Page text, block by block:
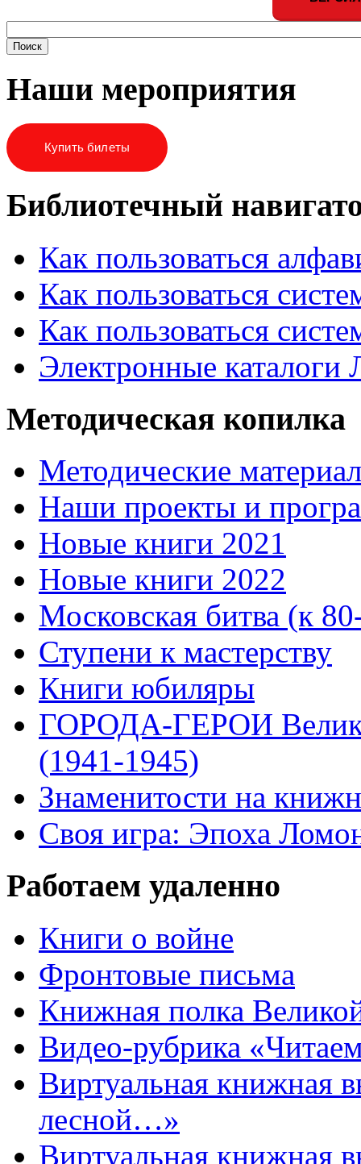
Наши мероприятия
Купить билеты
Библиотечный
Как пользоваться
Как пользоваться
Как пользоваться
Электронные
Методическая копилка
Методические
Наши проекты и
Новые книги 2021
Новые книги 2022
Московская битва (к
Ступени к мастерству
Книги юбиляры
ГОРОДА-ГЕРОИ
(1941-1945)
Знаменитости на
Своя игра: Эпоха
Работаем удаленно
Книги о войне
Фронтовые письма
Книжная полка
Видео-рубрика
Виртуальная книжная
лесной…»
Виртуальная книжная